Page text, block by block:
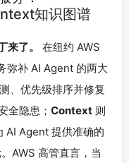
知识图谱
了。
在纽约 AWS
弥补 AI Agent 的两大
、优先级排序并修复
全隐患； Context 则
AI Agent 提供准确的
AWS 高管直言，当